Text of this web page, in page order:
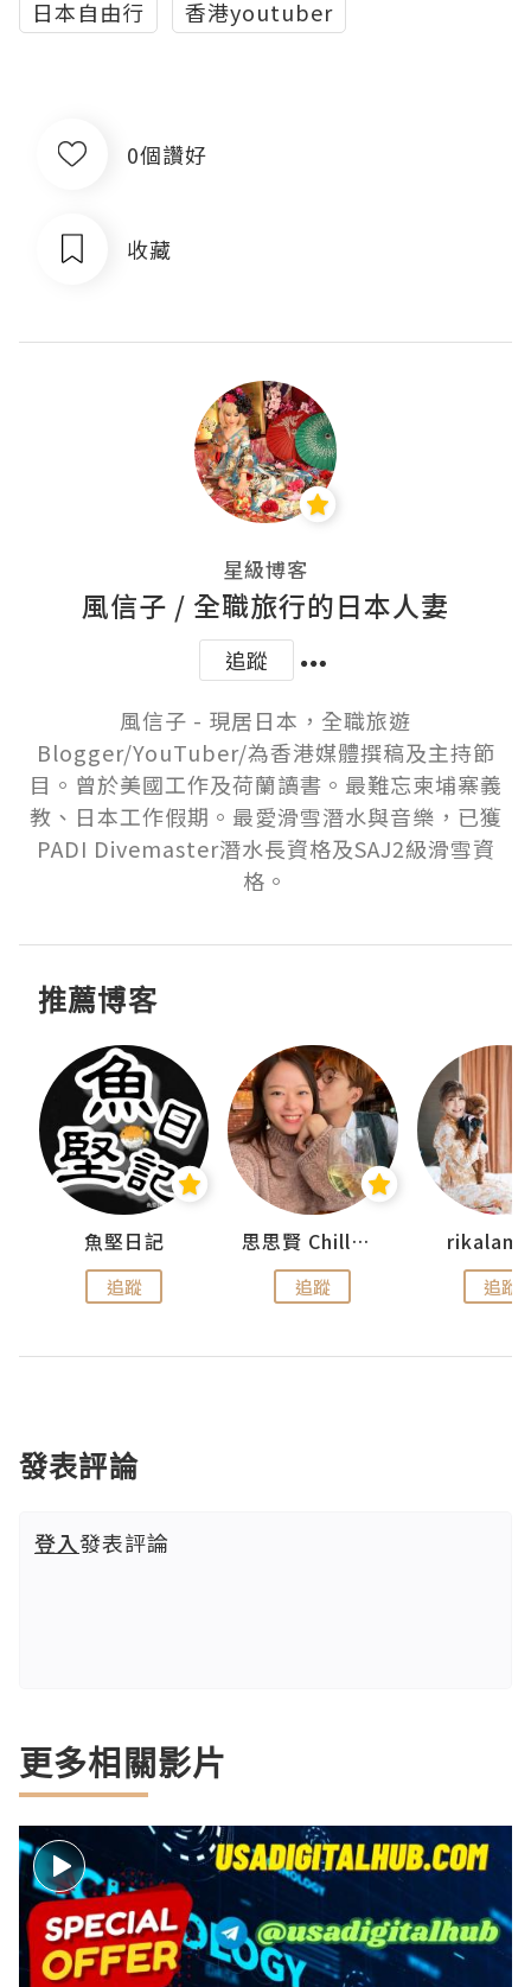
日本自由行 香港youtuber
0個讚好
收藏
星級博客
風信子 / 全職旅行的日本人妻
追蹤
風信子 - 現居日本，全職旅遊
Blogger/YouTuber/為香港媒體撰稿及主持節
目。曾於美國工作及荷蘭讀書。最難忘柬埔寨義
教、日本工作假期。最愛滑雪潛水與音樂，已獲
PADI Divemaster潛水長資格及SAJ2級滑雪資
格。
推薦博客
魚堅日記
追蹤
思思賢 ChillMyBabe
追蹤 追蹤
發表評論
登入發表評論
更多相關影片